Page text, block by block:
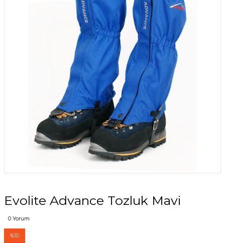
Evolite Advance Tozluk Mavi
0 Yorum
%10